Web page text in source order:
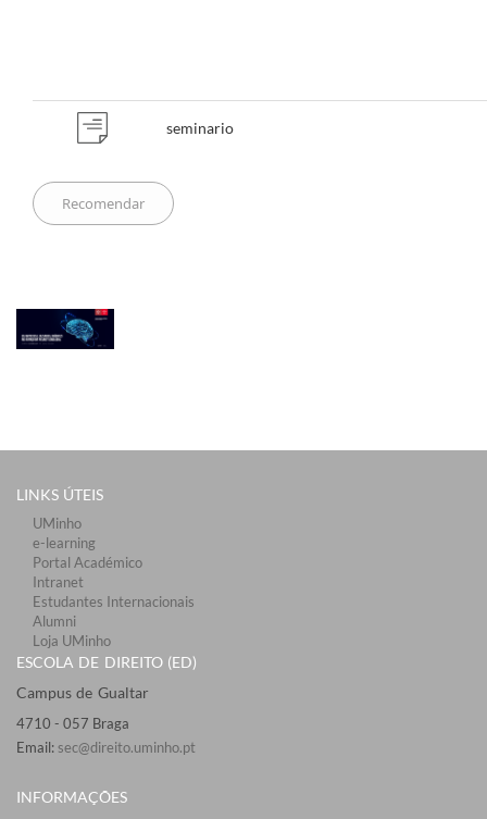
seminario
LINKS ÚTEIS​
UMinho
e-learning
Portal Académico
Intranet
Estudantes Inter​​nacionais
Alumni
Loja UMinho
ESCOLA DE DIREITO (ED)
Campus de Gualtar ​​
4710 - ​057 Braga
Email: sec@direito.uminho.pt
INFORMAÇÕES